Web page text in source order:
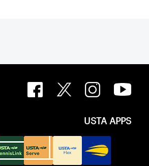
USTA APPS